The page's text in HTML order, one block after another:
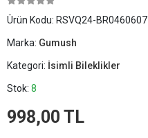
Ürün Kodu: RSVQ24-BR0460607
Marka: Gumush
Kategori: İsimli Bileklikler
Stok: 8
998,00 TL